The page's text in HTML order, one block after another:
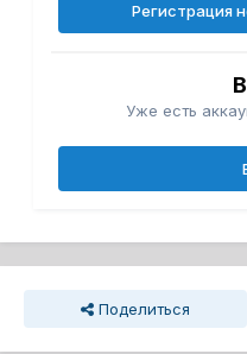
Регистрация
Уже есть
Поделиться